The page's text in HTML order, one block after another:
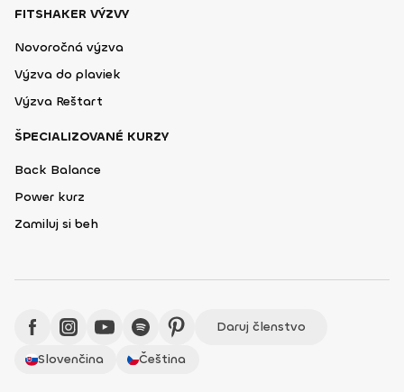
FITSHAKER VÝZVY
Novoročná výzva
Výzva do plaviek
Výzva Reštart
ŠPECIALIZOVANÉ KURZY
Back Balance
Power kurz
Zamiluj si beh
Daruj členstvo
Slovenčina
Čeština